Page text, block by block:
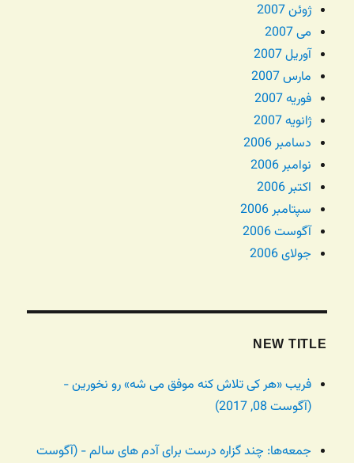
ژوئن 2007
می 2007
آوریل 2007
مارس 2007
فوریه 2007
ژانویه 2007
دسامبر 2006
نوامبر 2006
اکتبر 2006
سپتامبر 2006
آگوست 2006
جولای 2006
NEW TITLE
فریب «هر کی تلاش کنه موفق می شه» رو نخورین -
(آگوست 08, 2017)
جمعه‌ها: چند گزاره درست برای آدم های سالم - (آگوست